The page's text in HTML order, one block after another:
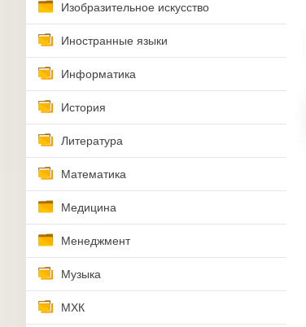
Изобразительное искусство
Иностранные языки
Информатика
История
Литература
Математика
Медицина
Менеджмент
Музыка
МХК